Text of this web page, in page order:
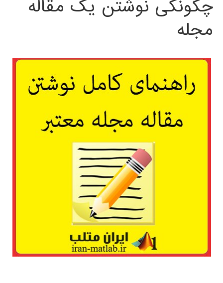
چگونگی نوشتن یک مقاله
مجله